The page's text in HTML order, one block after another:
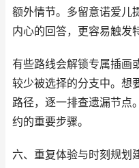
额外情节。多留意诺爱儿
内心的回答，更容易触发
有些路线会解锁专属插画
较少被选择的分支中。想
路径，逐一排查遗漏节点
约的重要步骤。
六、重复体验与时刻规划